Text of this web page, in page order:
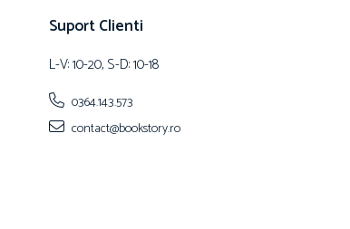
Suport Clienti
L-V: 10-20, S-D: 10-18
0364.143.573
contact@bookstory.ro